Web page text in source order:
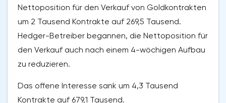
Nettoposition für den Verkauf von Goldkontrakten
um 2 Tausend Kontrakte auf 269,5 Tausend.
Hedger-Betreiber begannen, die Nettoposition für
den Verkauf auch nach einem 4-wöchigen Aufbau
zu reduzieren.
Das offene Interesse sank um 4,3 Tausend
Kontrakte auf 679,1 Tausend.